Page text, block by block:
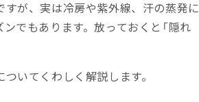
が、実は冷房や紫外線、汗の蒸発に
でもあります。放っておくと「隠れ
いてくわしく解説します。